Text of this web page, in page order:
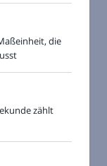
die
zählt